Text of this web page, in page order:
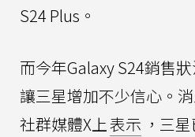
S24 Plus。
而今年Galaxy S24銷售
讓三星增加不少信心。
社群媒體X上表示 ，三